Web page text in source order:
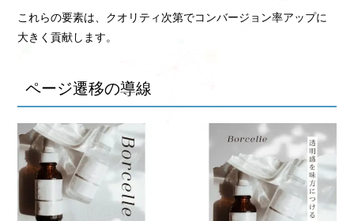
これらの要素は、クオリティ次第でコンバージョン率アップに
大きく貢献します。
ページ遷移の導線